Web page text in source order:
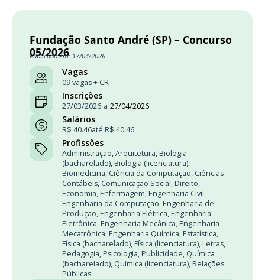
Fundação Santo André (SP) – Concurso
05/2026
Publicado em: 17/04/2026
Vagas
09 vagas + CR
Inscrições
27/03/2026 a 27/04/2026
Salários
R$ 40.46até R$ 40.46
Profissões
Administração,Arquitetura, Biologia
(bacharelado), Biologia (licenciatura),
Biomedicina, Ciência da Computação, Ciências
Contábeis, Comunicação Social, Direito,
Economia, Enfermagem, Engenharia Civil,
Engenharia da Computação, Engenharia de
Produção, Engenharia Elétrica, Engenharia
Eletrônica, Engenharia Mecânica, Engenharia
Mecatrônica, Engenharia Química, Estatística,
Física (bacharelado), Física (licenciatura), Letras,
Pedagogia, Psicologia, Publicidade, Química
(bacharelado), Química (licenciatura), Relações
Públicas